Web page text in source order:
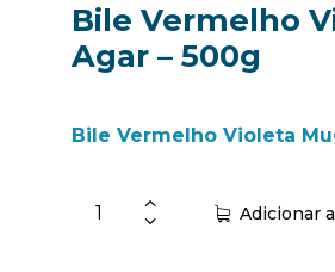
Bile Vermelho
Agar – 500g
Bile Vermelho Violeta
Adicionar